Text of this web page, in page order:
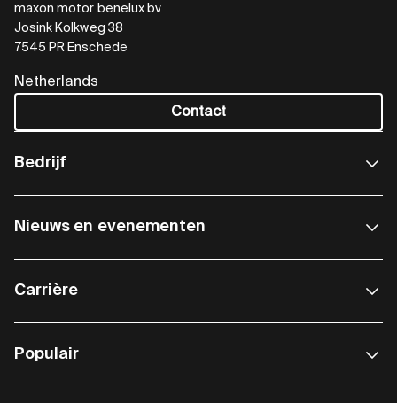
maxon motor benelux bv
Josink Kolkweg 38
7545 PR Enschede
Netherlands
Contact
Bedrijf
Nieuws en evenementen
Carrière
Populair